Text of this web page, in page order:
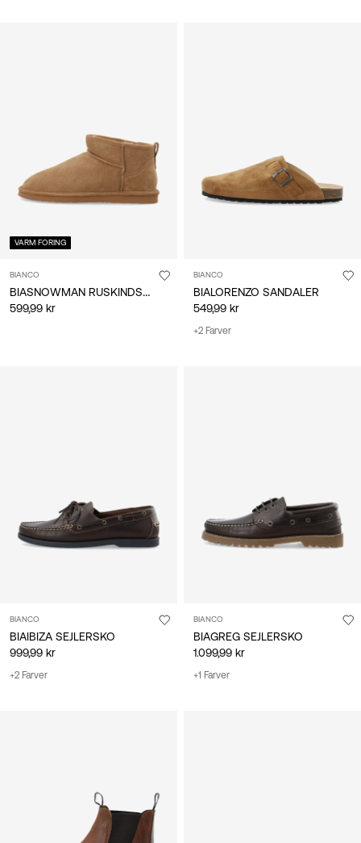
VARM FORING
BIANCO
BIASNOWMAN RUSKINDSSTØVLER
599,99 kr
BIANCO
BIALORENZO SANDALER
549,99 kr
+2 Farver
BIANCO
BIAIBIZA SEJLERSKO
999,99 kr
+2 Farver
BIANCO
BIAGREG SEJLERSKO
1.099,99 kr
+1 Farver